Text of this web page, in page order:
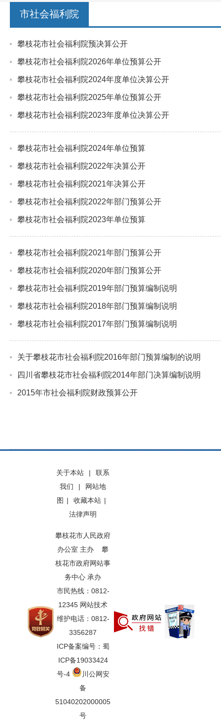
市社会福利院
攀枝花市社会福利院预决算公开
攀枝花市社会福利院2026年单位预算公开
攀枝花市社会福利院2024年度单位决算公开
攀枝花市社会福利院2025年单位预算公开
攀枝花市社会福利院2023年度单位决算公开
攀枝花市社会福利院2024年单位预算
攀枝花市社会福利院2022年决算公开
攀枝花市社会福利院2021年决算公开
攀枝花市社会福利院2022年部门预算公开
攀枝花市社会福利院2023年单位预算
攀枝花市社会福利院2021年部门预算公开
攀枝花市社会福利院2020年部门预算公开
攀枝花市社会福利院2019年部门预算编制说明
攀枝花市社会福利院2018年部门预算编制说明
攀枝花市社会福利院2017年部门预算编制说明
关于攀枝花市社会福利院2016年部门预算编制的说明
四川省攀枝花市社会福利院2014年部门决算编制说明
2015年市社会福利院财政预算公开
关于本站 |
联系
我们
|
网站地
图 | 收藏本站 |
法律声明
攀枝花市人民政府
办公室 主办 攀
枝花市政府网站事
务中心 承办
市民热线：0812-
12345 网站技术
维护电话：0812-
3356287
ICP备案编号：蜀
ICP备19033424
号-4
川公网安
备
51040202000005
号